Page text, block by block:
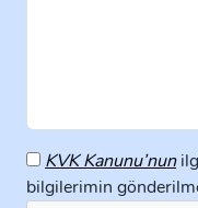
KVK Kanunu’nun
bilgilerimin